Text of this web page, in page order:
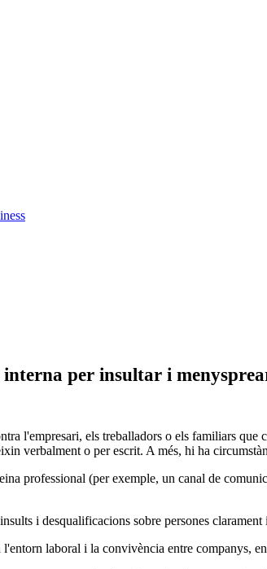
per insultar i
l'empresari, els treballadors o els familiars
verbalment o per escrit. A més, hi ha
professional (per exemple, un canal de
i desqualificacions sobre persones
laboral i la convivència entre companys,